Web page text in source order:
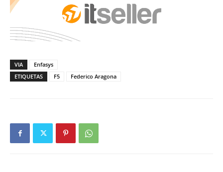
VIA
Enfasys
ETIQUETAS
F5 Federico Aragona